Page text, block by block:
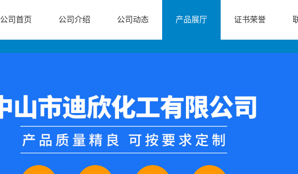
公司首页 公司介绍 公司动态 产品展厅 证书荣誉